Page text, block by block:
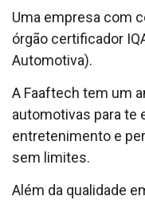
Uma empresa com
órgão certificador
Automotiva).
A Faaftech tem um
automotivas para te
entretenimento e
sem limites.
Além da qualidade